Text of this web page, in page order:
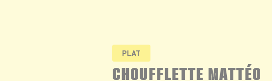
PLAT
CHOUFFLETTE MATTÉO